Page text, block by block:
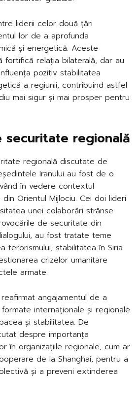
liderii celor două țări
lor de a aprofunda
și energetică. Aceste
fortifică relația bilaterală, dar au
pozitiv stabilitatea
a regiunii, contribuind astfel
mai sigur și mai prosper pentru
regională
regională discutate de
Iranului au fost de o
în vedere contextul
Orientul Mijlociu. Cei doi lideri
unei colaborări strânse
de securitate din
au fost tratate teme
terorismului, stabilitatea în Siria
crizelor umanitare
armate.
reafirmat angajamentul de a
internaționale și regionale
și stabilitatea. De
despre importanța
în organizațiile regionale, cum ar
de la Shanghai, pentru a
și a preveni extinderea